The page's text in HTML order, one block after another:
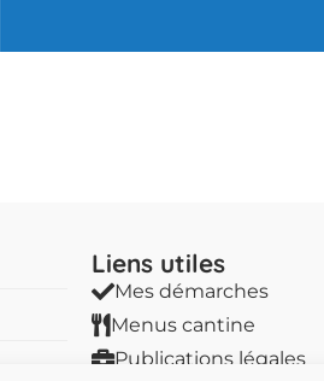
Liens utiles​
Mes démarches
Menus cantine
Publications légales